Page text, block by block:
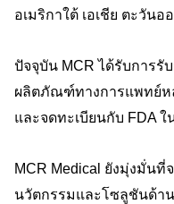
อเมริกาใต้ เอเชีย ตะวัน
ปัจจุบัน MCR ได้รับการรับ
ผลิตภัณฑ์ทางการแพทย์ห
และจดทะเบียนกับ FDA ใ
MCR Medical ยังมุ่งมั่น
นวัตกรรมและโซลูชันด้า